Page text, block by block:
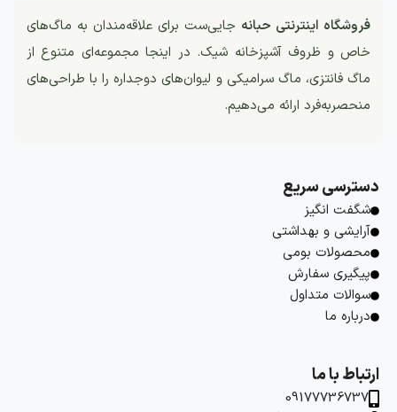
فروشگاه اینترنتی حبانه جایی‌ست برای علاقه‌مندان به ماگ‌های
خاص و ظروف آشپزخانه شیک. در اینجا مجموعه‌ای متنوع از
ماگ فانتزی، ماگ سرامیکی و لیوان‌های دوجداره را با طراحی‌های
منحصربه‌فرد ارائه می‌دهیم.
دسترسی سریع
شگفت انگیز
آرایشی و بهداشتی
محصولات بومی
پیگیری سفارش
سوالات متداول
درباره ما
ارتباط با ما
09177736737